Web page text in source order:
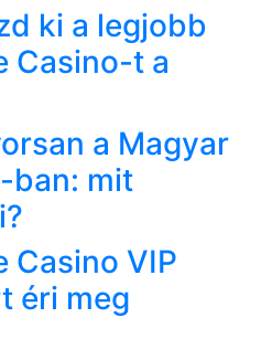
ki a legjobb
Casino-t a
a Magyar
ban: mit
Casino VIP
éri meg